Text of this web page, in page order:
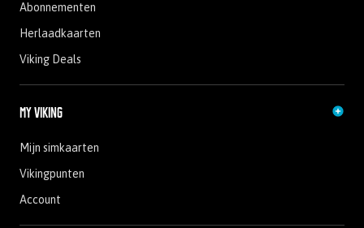
Abonnementen
Herlaadkaarten
Viking Deals
My Viking
Mijn simkaarten
Vikingpunten
Account